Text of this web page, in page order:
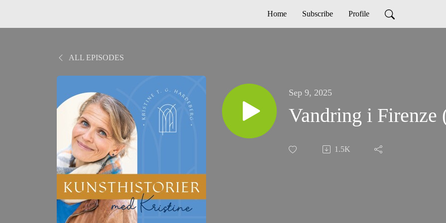
Home Subscribe Profile
ALL EPISODES
Sep 9, 2025
Vandring i Firenze
1.5K